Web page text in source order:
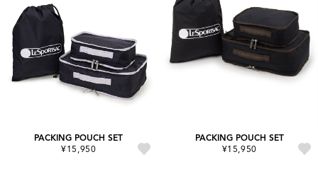
PACKING POUCH SET
¥15,950
PACKING POUCH SET
¥15,950